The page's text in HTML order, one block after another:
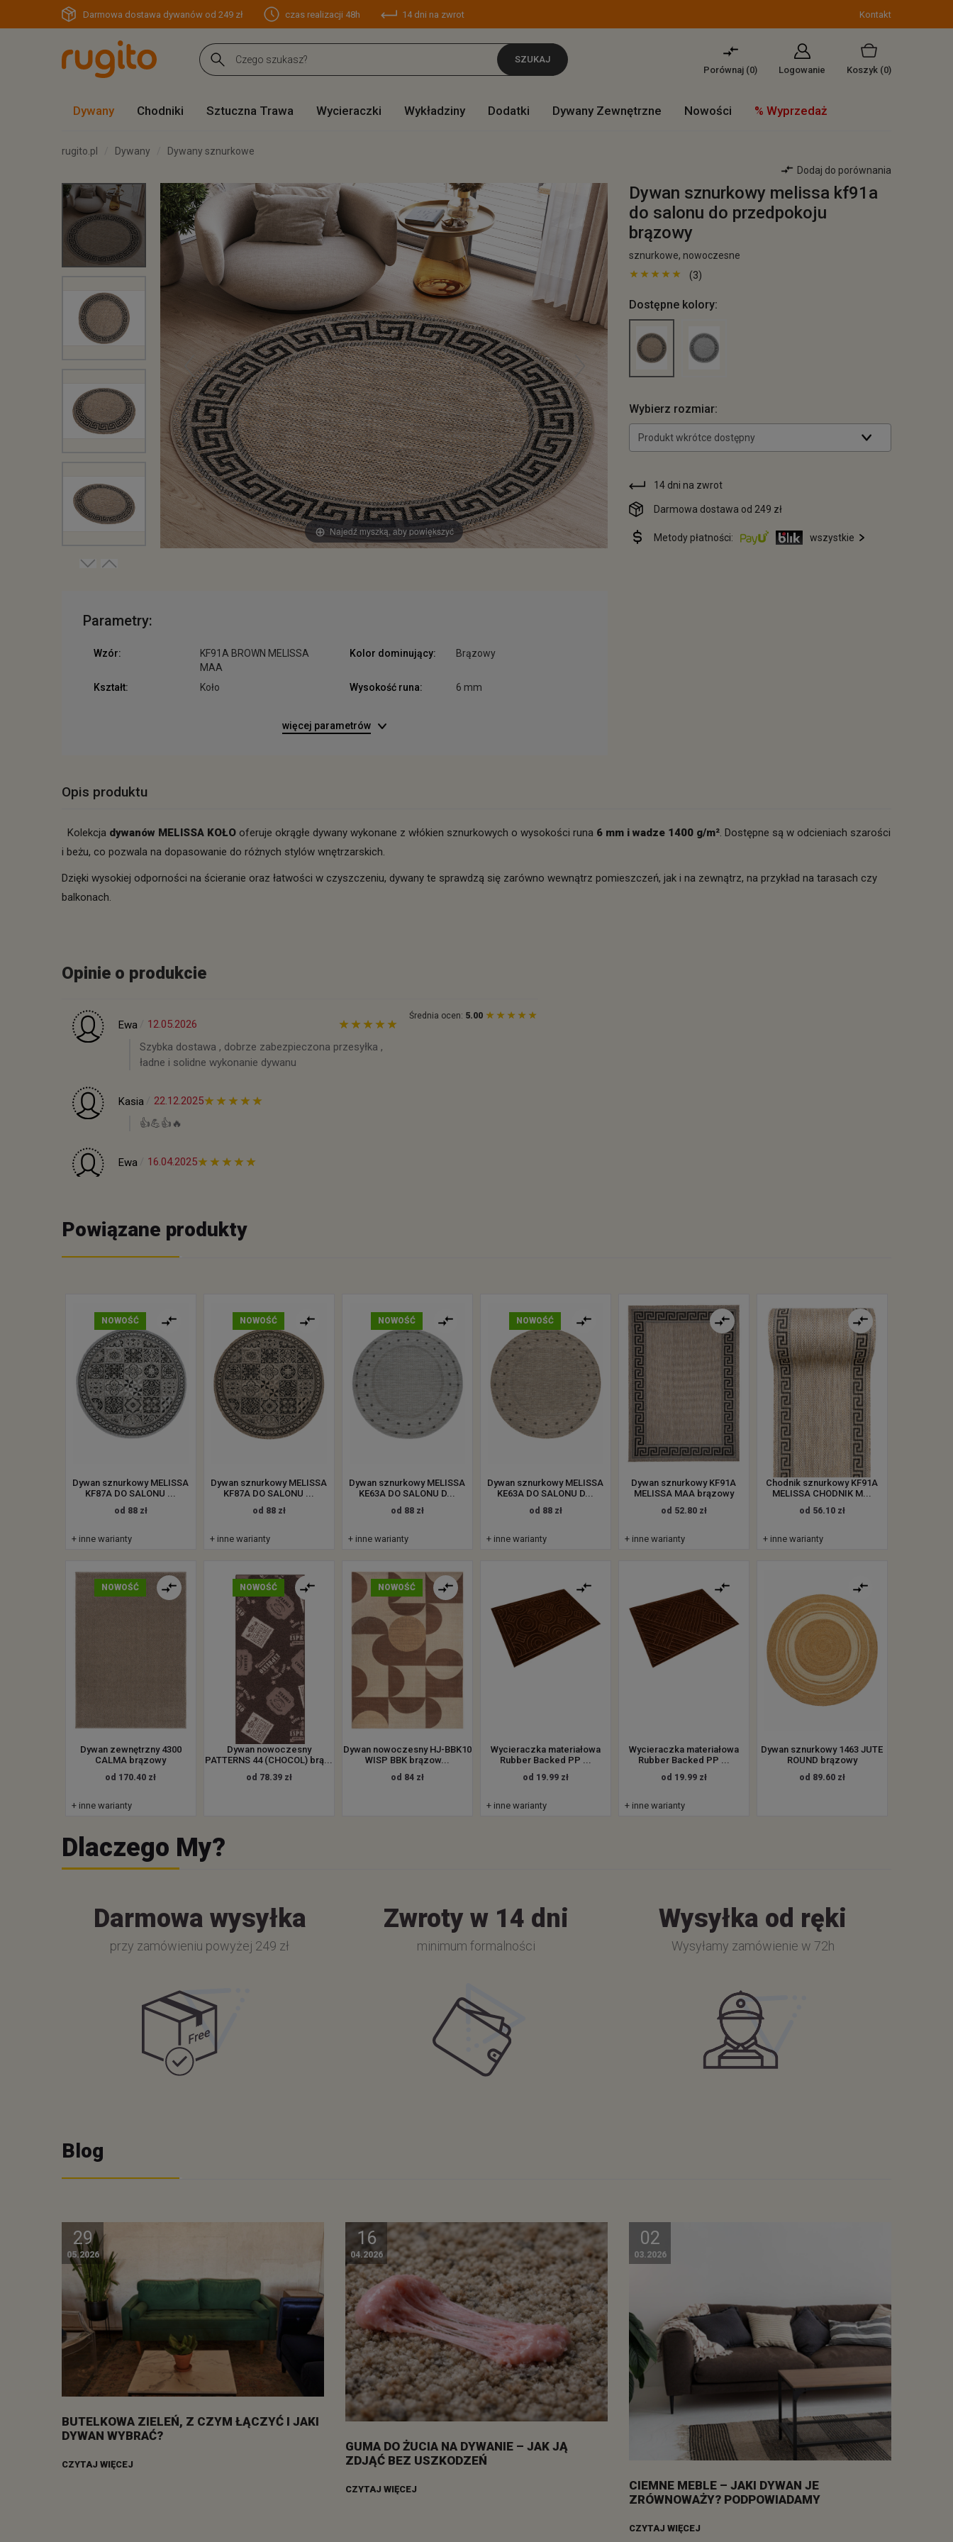
Darmowa dostawa dywanów od 249 zł czas realizacji 48h 14 dni na zwrot Kontakt
SZUKAJ
Porównaj (0) Logowanie Koszyk (0)
Dywany Chodniki Sztuczna Trawa Wycieraczki Wykładziny Dodatki Dywany Zewnętrzne Nowości % Wyprzedaż
rugito.pl Dywany Dywany sznurkowe
Najedź myszką, aby powiększyć
Parametry:
Wzór:
KF91A BROWN MELISSA
MAA
Kolor dominujący: Brązowy
Kształt: Koło Wysokość runa: 6 mm
więcej parametrów
Dodaj do porównania
Dywan sznurkowy melissa kf91a
do salonu do przedpokoju
brązowy
sznurkowe, nowoczesne
(3)
Dostępne kolory:
Wybierz rozmiar:
Produkt wkrótce dostępny
14 dni na zwrot
Darmowa dostawa od 249 zł
Metody płatności: wszystkie
Opis produktu
Kolekcja dywanów MELISSA KOŁO oferuje okrągłe dywany wykonane z włókien sznurkowych o wysokości runa 6 mm i wadze 1400 g/m². Dostępne są w odcieniach szarości
i beżu, co pozwala na dopasowanie do różnych stylów wnętrzarskich.
Dzięki wysokiej odporności na ścieranie oraz łatwości w czyszczeniu, dywany te sprawdzą się zarówno wewnątrz pomieszczeń, jak i na zewnątrz, na przykład na tarasach czy
balkonach.
Opinie o produkcie
Średnia ocen: 5.00
Ewa
12.05.2026
Szybka dostawa , dobrze zabezpieczona przesyłka ,
ładne i solidne wykonanie dywanu
Kasia
22.12.2025
👍️💪👍️🔥
Ewa 16.04.2025
Powiązane produkty
NOWOŚĆ
Dywan sznurkowy MELISSA
KF87A DO SALONU ...
od 88 zł
+ inne warianty
NOWOŚĆ
Dywan sznurkowy MELISSA
KF87A DO SALONU ...
od 88 zł
+ inne warianty
NOWOŚĆ
Dywan sznurkowy MELISSA
KE63A DO SALONU D...
od 88 zł
+ inne warianty
NOWOŚĆ
Dywan sznurkowy MELISSA
KE63A DO SALONU D...
od 88 zł
+ inne warianty
Dywan sznurkowy KF91A
MELISSA MAA brązowy
od 52.80 zł
+ inne warianty
Chodnik sznurkowy KF91A
MELISSA CHODNIK M...
od 56.10 zł
+ inne warianty
NOWOŚĆ
Dywan zewnętrzny 4300
CALMA brązowy
od 170.40 zł
+ inne warianty
NOWOŚĆ
Dywan nowoczesny
PATTERNS 44 (CHOCOL) brą...
od 78.39 zł
NOWOŚĆ
Dywan nowoczesny HJ-BBK10
WISP BBK brązow...
od 84 zł
Wycieraczka materiałowa
Rubber Backed PP ...
od 19.99 zł
+ inne warianty
Wycieraczka materiałowa
Rubber Backed PP ...
od 19.99 zł
+ inne warianty
Dywan sznurkowy 1463 JUTE
ROUND brązowy
od 89.60 zł
Dlaczego My?
Darmowa wysyłka
przy zamówieniu powyżej 249 zł
Zwroty w 14 dni
minimum formalności
Wysyłka od ręki
Wysyłamy zamówienie w 72h
Blog
29
05.2026
BUTELKOWA ZIELEŃ, Z CZYM ŁĄCZYĆ I JAKI
DYWAN WYBRAĆ?
CZYTAJ WIĘCEJ
16
04.2026
GUMA DO ŻUCIA NA DYWANIE – JAK JĄ
ZDJĄĆ BEZ USZKODZEŃ
CZYTAJ WIĘCEJ
02
03.2026
CIEMNE MEBLE – JAKI DYWAN JE
ZRÓWNOWAŻY? PODPOWIADAMY
CZYTAJ WIĘCEJ